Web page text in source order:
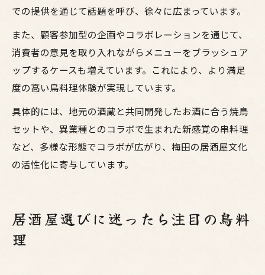
での提供を通じて話題を呼び、徐々に広まっています。
また、顧客参加型の企画やコラボレーションを通じて、
消費者の意見を取り入れながらメニューをブラッシュア
ップするケースも増えています。これにより、より満足
度の高い鳥料理体験が実現しています。
具体的には、地元の酒蔵と共同開発したお酒に合う焼鳥
セットや、異業種とのコラボで生まれた新感覚の串料理
など、多様な形態でコラボが広がり、梅田の居酒屋文化
の活性化に寄与しています。
居酒屋選びに迷ったら注目の鳥料
理